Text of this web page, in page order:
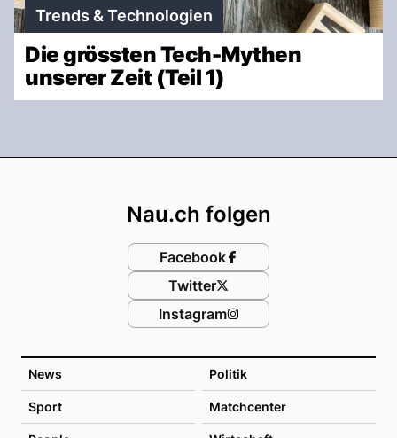
Trends & Technologien
Die grössten Tech-Mythen
unserer Zeit (Teil 1)
News Politik
Sport Matchcenter
Nau.ch folgen
Facebook
Twitter
Instagram